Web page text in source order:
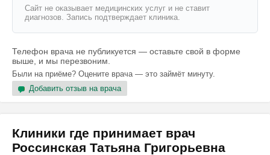
Сайт не оказывает медицинских услуг и не ставит
диагнозов. Запись подтверждает клиника.
Телефон врача не публикуется — оставьте свой в форме
выше, и мы перезвоним.
Были на приёме? Оцените врача — это займёт минуту.
Добавить отзыв на врача
Клиники где принимает врач
Россинская Татьяна Григорьевна